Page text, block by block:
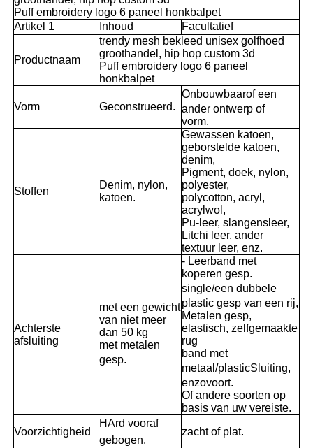
Puff embroidery logo 6 paneel honkbalpet
Artikel 1
Inhoud Facultatief
Productnaam
trendy mesh bekleed unisex golfhoed
groothandel, hip hop custom 3d
Puff embroidery logo 6 paneel
honkbalpet
Vorm Geconstrueerd.
Onbouwbaarof een
ander ontwerp of
vorm.
Stoffen
Denim, nylon,
katoen.
Gewassen katoen,
geborstelde katoen,
denim,
Pigment, doek, nylon,
polyester,
polycotton, acryl,
acrylwol,
Pu-leer, slangensleer,
Litchi leer, ander
textuur leer, enz.
Achterste
afsluiting
met een gewicht
van niet meer
dan 50 kg
met metalen
gesp.
- Leerband met
koperen gesp.
single/een dubbele
plastic gesp van een rij,
Metalen gesp,
elastisch, zelfgemaakte
rug
band met
metaal /plasticSluiting,
enzovoort.
Of andere soorten op
basis van uw vereiste.
Voorzichtigheid
HArd vooraf
gebogen.
zacht of plat.